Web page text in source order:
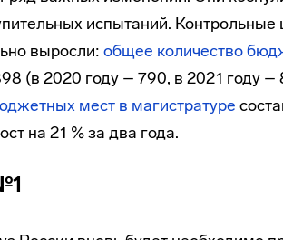
испытаний.
выросли: общее количество
(в 2020 году – 790, в 2021 году –
мест в магистратуре
на 21 % за два года.